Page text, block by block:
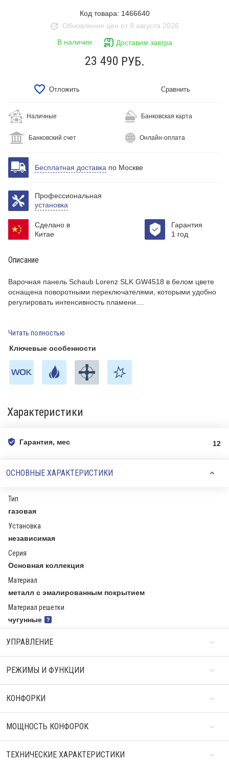
Код товара: 1466640
В наличии Доставим завтра
Обновление цен от 9 августа 2026
23 490 РУБ.
Отложить Сравнить
Наличные Банковская карта
Банковский счет Онлайн-оплата
Бесплатная доставка по Москве
Профессиональная
установка
Сделано в
Китае
Гарантия
1 год
Описание
Варочная панель Schaub Lorenz SLK GW4518 в белом цвете
оснащена поворотными переключателями, которыми удобно
регулировать интенсивность пламени.
Читать полностью
Ключевые особенности
Характеристики
Гарантия, мес 12
ОСНОВНЫЕ ХАРАКТЕРИСТИКИ
Тип
газовая
Установка
независимая
Серия
Основная коллекция
Материал
металл с эмалированным покрытием
Материал решетки
чугунные
УПРАВЛЕНИЕ
РЕЖИМЫ И ФУНКЦИИ
КОНФОРКИ
МОЩНОСТЬ КОНФОРОК
ТЕХНИЧЕСКИЕ ХАРАКТЕРИСТИКИ